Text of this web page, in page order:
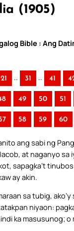
(1905)
Bible : Ang
21 .. 31 .. 41
49 50 51
58 59 60
ang sabi ng
at naganyo sa
sapagka’t
ay akin.
sa tubig,
niyaon:
ka masusunog;